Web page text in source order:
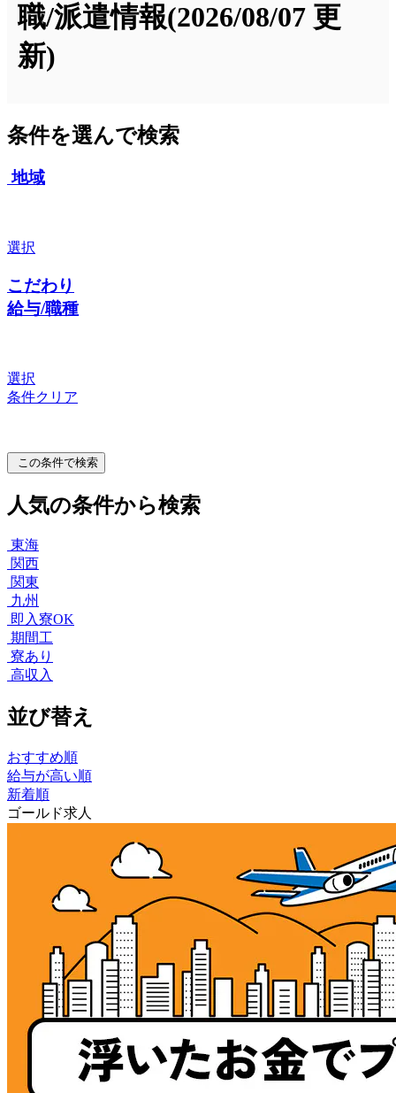
職/派遣情報(2026/08/07 更
新)
条件を選んで検索
地域
選択
こだわり
給与/職種
選択
条件クリア
この条件で検索
人気の条件から検索
東海
関西
関東
九州
即入寮OK
期間工
寮あり
高収入
並び替え
おすすめ順
給与が高い順
新着順
ゴールド求人